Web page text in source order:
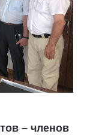
– членов